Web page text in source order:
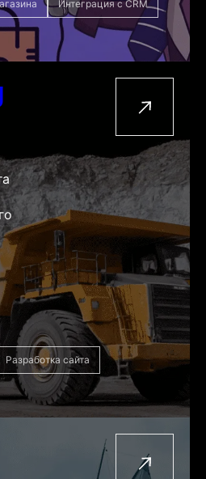
Интеграция с CRM
Разработка сайта